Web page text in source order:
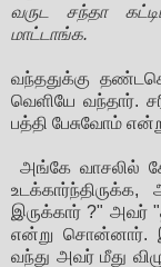
வருட சந்தா
மாட்டாங்க.
வந்ததுக்கு
வெளியே வந்தார்.
பத்தி பேசுவோம்
அங்கே வாசலில்
இருக்கார் ?" அவர்
என்று சொன்னார்.
வந்து அவர் மீது